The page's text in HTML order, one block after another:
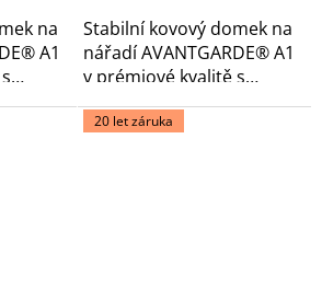
na
A1
Stabilní kovový domek na
nářadí AVANTGARDE® A1
v prémiové kvalitě s
pultovou...
20 let záruka